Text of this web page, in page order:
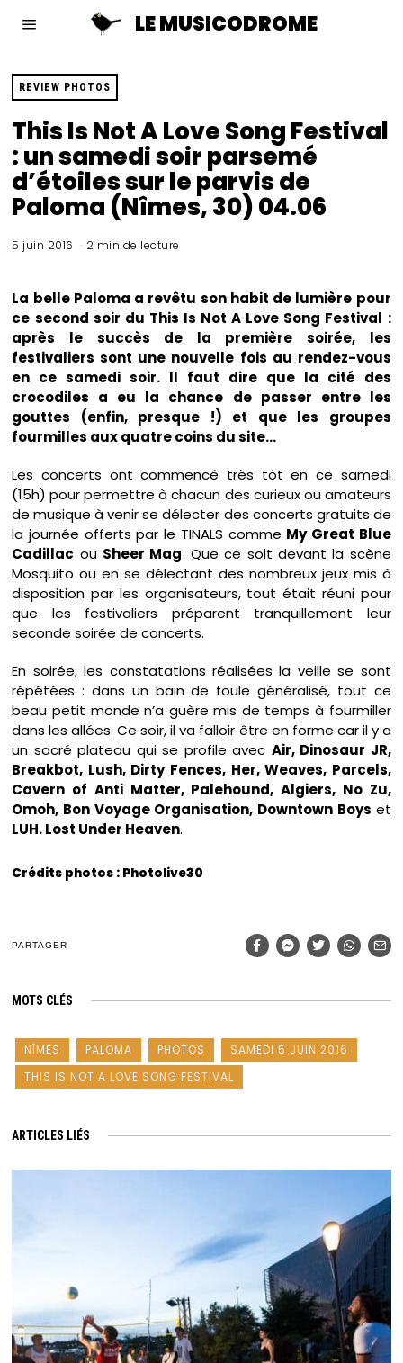
LE MUSICODROME
REVIEW PHOTOS
This Is Not A Love Song Festival
: un samedi soir parsemé
d’étoiles sur le parvis de
Paloma (Nîmes, 30) 04.06
5 juin 2016 2 min de lecture
La belle Paloma a revêtu son habit de lumière pour
ce second soir du This Is Not A Love Song Festival :
après le succès de la première soirée, les
festivaliers sont une nouvelle fois au rendez-vous
en ce samedi soir. Il faut dire que la cité des
crocodiles a eu la chance de passer entre les
gouttes (enfin, presque !) et que les groupes
fourmilles aux quatre coins du site…
Les concerts ont commencé très tôt en ce samedi
(15h) pour permettre à chacun des curieux ou amateurs
de musique à venir se délecter des concerts gratuits de
la journée offerts par le TINALS comme My Great Blue
Cadillac ou Sheer Mag. Que ce soit devant la scène
Mosquito ou en se délectant des nombreux jeux mis à
disposition par les organisateurs, tout était réuni pour
que les festivaliers préparent tranquillement leur
seconde soirée de concerts.
En soirée, les constatations réalisées la veille se sont
répétées : dans un bain de foule généralisé, tout ce
beau petit monde n’a guère mis de temps à fourmiller
dans les allées. Ce soir, il va falloir être en forme car il y a
un sacré plateau qui se profile avec Air, Dinosaur JR,
Breakbot, Lush, Dirty Fences, Her, Weaves, Parcels,
Cavern of Anti Matter, Palehound, Algiers, No Zu,
Omoh, Bon Voyage Organisation, Downtown Boys et
LUH. Lost Under Heaven.
Crédits photos : Photolive30
PARTAGER
MOTS CLÉS
NÎMES PALOMA PHOTOS
SAMEDI 5 JUIN 2016
THIS IS NOT A LOVE SONG FESTIVAL
ARTICLES LIÉS